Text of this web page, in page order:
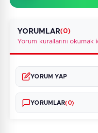
YORUMLAR(0)
Yorum kurallarını okumak
YORUM YAP
YORUMLAR(0)